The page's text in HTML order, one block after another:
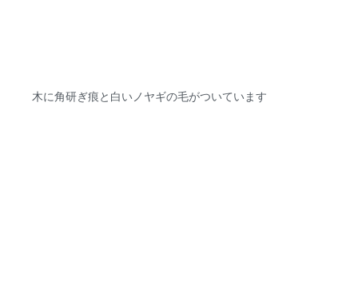
木に角研ぎ痕と白いノヤギの毛がついています